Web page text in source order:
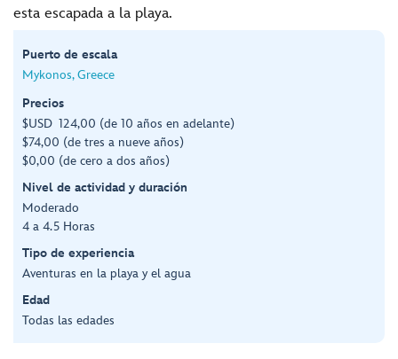
esta escapada a la playa.
Puerto de escala
Mykonos, Greece
Precios
$USD 124,00 (de 10 años en adelante)
$74,00 (de tres a nueve años)
$0,00 (de cero a dos años)
Nivel de actividad y duración
Moderado
4 a 4.5 Horas
Tipo de experiencia
Aventuras en la playa y el agua
Edad
Todas las edades